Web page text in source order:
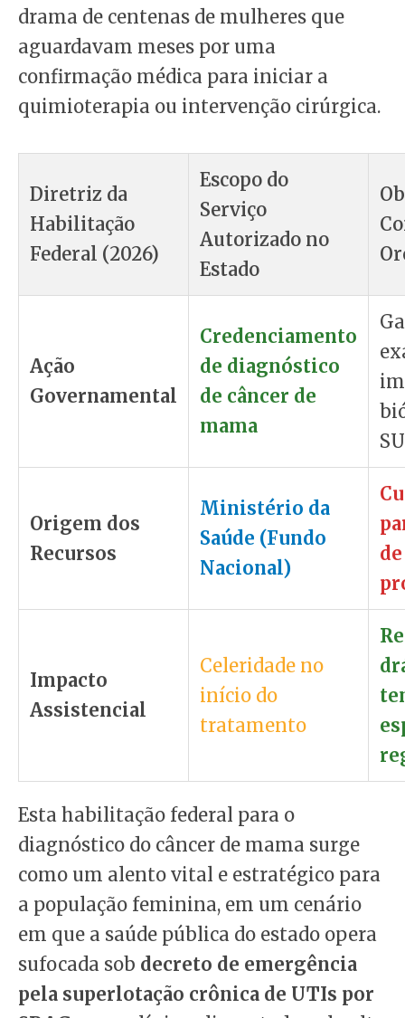
drama de centenas de mulheres que
aguardavam meses por uma
confirmação médica para iniciar a
quimioterapia ou intervenção cirúrgica.
Diretriz da
Habilitação
Federal (2026)
Escopo do
Serviço
Autorizado no
Estado
Ação
Governamental
Credenciamento
de diagnóstico
de câncer de
mama
Origem dos
Recursos
Ministério da
Saúde (Fundo
Nacional)
Impacto
Assistencial
Celeridade no
início do
tratamento
Esta habilitação federal para o
diagnóstico do câncer de mama surge
como um alento vital e estratégico para
a população feminina, em um cenário
em que a saúde pública do estado opera
sufocada sob decreto de emergência
pela superlotação crônica de UTIs por